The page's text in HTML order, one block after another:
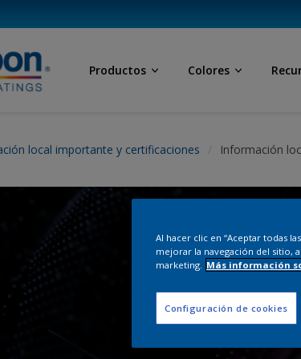
Productos Colores
local importante y certificaciones Información
Al hacer clic en “Aceptar todas
mejorar la navegación del sitio,
marketing. Más información
Configuración de cookies